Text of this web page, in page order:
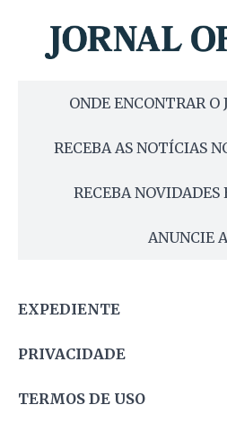
ONDE ENCONTRAR O
RECEBA AS NOTÍCIAS
RECEBA
ANUNCIE
EXPEDIENTE
PRIVACIDADE
TERMOS DE USO